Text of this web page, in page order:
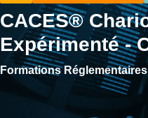
CACES®
Expérimenté -
Formations Réglementaires